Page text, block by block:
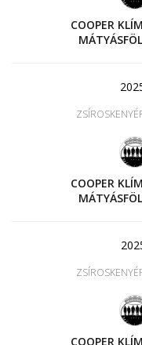
COOPER
COOPER
COOPER